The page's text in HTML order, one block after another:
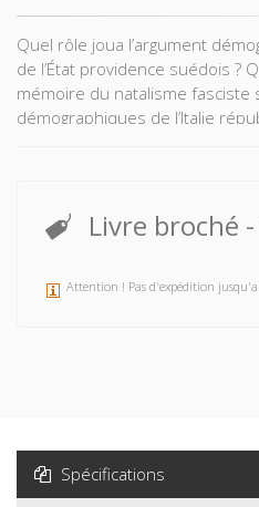
Quel rôle joua l’argument
de l’État providence suédois ?
mémoire du natalisme fasciste
démographiques de l’Italie
choix politiques qui façonnent
sur l’évolution et la diversité
désenclavée – des populations
Livre broché -
Attention ! Pas d'expédition
Spécifications